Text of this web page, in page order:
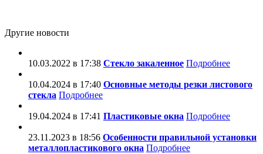
Другие новости
10.03.2022 в 17:38 Стекло закаленное Подробнее
10.04.2024 в 17:40 Основные методы резки листового
стекла Подробнее
19.04.2024 в 17:41 Пластиковые окна Подробнее
23.11.2023 в 18:56 Особенности правильной установки
металлопластикового окна Подробнее